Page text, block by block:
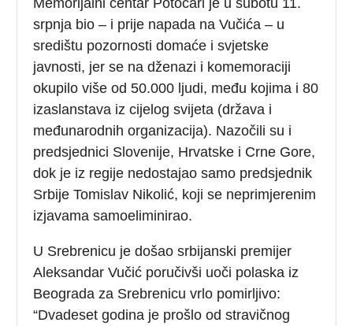
srpnja bio – i prije napada na Vučića – u
središtu pozornosti domaće i svjetske
javnosti, jer se na dženazi i komemoraciji
okupilo više od 50.000 ljudi, među kojima i 80
izaslanstava iz cijelog svijeta (država i
međunarodnih organizacija). Nazočili su i
predsjednici Slovenije, Hrvatske i Crne Gore,
dok je iz regije nedostajao samo predsjednik
Srbije Tomislav Nikolić, koji se neprimjerenim
izjavama samoeliminirao.
U Srebrenicu je došao srbijanski premijer
Aleksandar Vučić poručivši uoči polaska iz
Beograda za Srebrenicu vrlo pomirljivo:
“Dvadeset godina je prošlo od stravičnog